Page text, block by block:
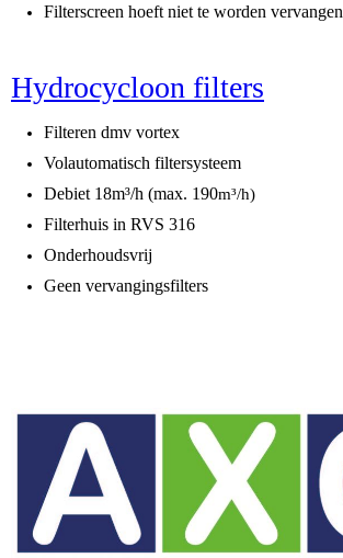
Filterscreen hoeft niet te worden vervangen
Hydrocycloon filters
Filteren dmv vortex
Volautomatisch filtersysteem
Debiet 18m³/h (max. 190m³/h)
Filterhuis in RVS 316
Onderhoudsvrij
Geen vervangingsfilters